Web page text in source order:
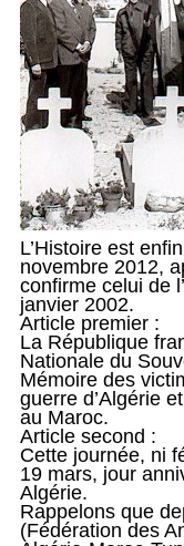
L’Histoire est
novembre 2012,
confirme celui de
janvier 2002.
Article premier :
La République
Nationale du
Mémoire des
guerre d’Algérie
au Maroc.
Article second :
Cette journée, ni
19 mars, jour
Algérie.
Rappelons que
(Fédération des